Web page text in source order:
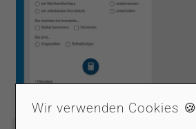
Wir verwenden Cookies 🍪